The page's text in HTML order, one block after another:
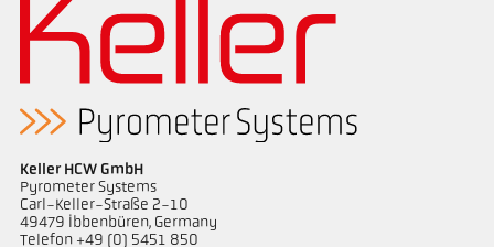
Keller HCW GmbH
Pyrometer Systems
Carl-Keller-Straße 2-10
49479 Ibbenbüren, Germany
Telefon +49 (0) 5451 850